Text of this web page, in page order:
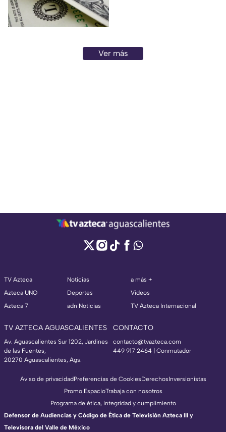
Ver más
TV Azteca
Azteca UNO
Azteca 7
Noticias
Deportes
adn Noticias
a más +
Videos
TV Azteca Internacional
TV AZTECA AGUASCALIENTES
Av. Aguascalientes Sur 1202, Jardines
de las Fuentes,
20270 Aguascalientes, Ags.
CONTACTO
contacto@tvazteca.com
449 917 2464 | Conmutador
Aviso de privacidadPreferencias de CookiesDerechosInversionistas
Promo EspacioTrabaja con nosotros
Programa de ética, integridad y cumplimiento
Defensor de Audiencias y Código de Ética de Televisión Azteca III y
Televisora del Valle de México